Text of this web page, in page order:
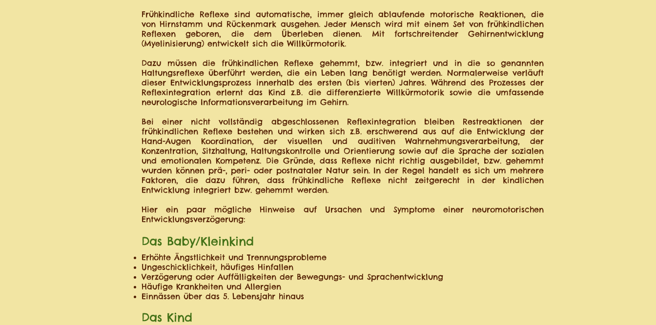
Frühkindliche Reflexe sind automatische, immer gleich ablaufende motorische Reaktionen, die
von Hirnstamm und Rückenmark ausgehen. Jeder Mensch wird mit einem Set von frühkindlichen
Reflexen geboren, die dem Überleben dienen. Mit fortschreitender Gehirnentwicklung
(Myelinisierung) entwickelt sich die Willkürmotorik.
Dazu müssen die frühkindlichen Reflexe gehemmt, bzw. integriert und in die so genannten
Haltungsreflexe überführt werden, die ein Leben lang benötigt werden. Normalerweise verläuft
dieser Entwicklungsprozess innerhalb des ersten (bis vierten) Jahres. Während des Prozesses der
Reflexintegration erlernt das Kind z.B. die differenzierte Willkürmotorik sowie die umfassende
neurologische Informationsverarbeitung im Gehirn.
Bei einer nicht vollständig abgeschlossenen Reflexintegration bleiben Restreaktionen der
frühkindlichen Reflexe bestehen und wirken sich z.B. erschwerend aus auf die Entwicklung der
Hand-Augen Koordination, der visuellen und auditiven Wahrnehmungsverarbeitung, der
Konzentration, Sitzhaltung, Haltungskontrolle und Orientierung sowie auf die Sprache der sozialen
und emotionalen Kompetenz. Die Gründe, dass Reflexe nicht richtig ausgebildet, bzw. gehemmt
wurden können prä-, peri- oder postnataler Natur sein. In der Regel handelt es sich um mehrere
Faktoren, die dazu führen, dass frühkindliche Reflexe nicht zeitgerecht in der kindlichen
Entwicklung integriert bzw. gehemmt werden.
Hier ein paar mögliche Hinweise auf Ursachen und Symptome einer neuromotorischen
Entwicklungsverzögerung:
Das Baby/Kleinkind
Erhöhte Ängstlichkeit und Trennungsprobleme
Ungeschicklichkeit, häufiges Hinfallen
Verzögerung oder Auffälligkeiten der Bewegungs- und Sprachentwicklung
Häufige Krankheiten und Allergien
Einnässen über das 5. Lebensjahr hinaus
Das Kind